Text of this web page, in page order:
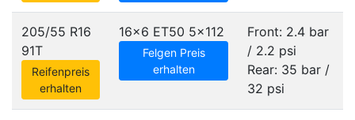
205/55 R16
91T
Reifenpreis
erhalten
16x6 ET50 5x112
Felgen Preis
erhalten
Front: 2.4 bar
/ 2.2 psi
Rear: 35 bar /
32 psi